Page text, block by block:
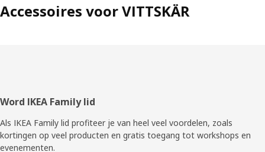
Accessoires voor VITTSKÄR
Voettekst
Word IKEA Family lid
Als IKEA Family lid profiteer je van heel veel voordelen, zoals
kortingen op veel producten en gratis toegang tot workshops en
evenementen.